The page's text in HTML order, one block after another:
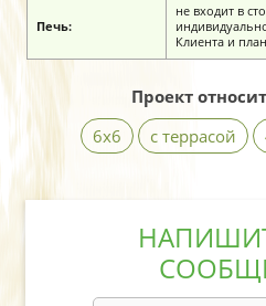
Печь:
не входит в
Клиента и
Проект
с террасой
6х6